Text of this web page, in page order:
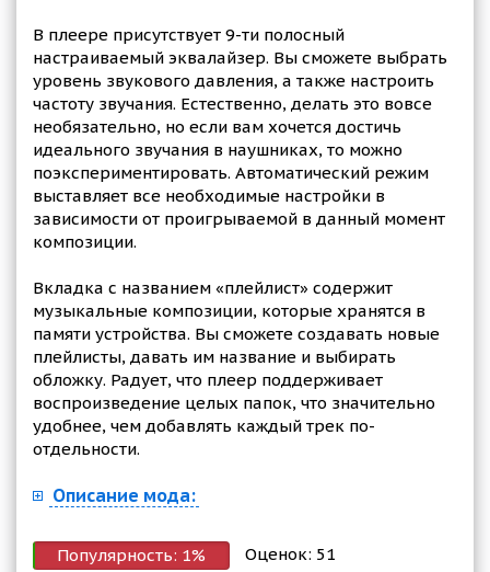
В плеере присутствует 9-ти полосный
настраиваемый эквалайзер. Вы сможете выбрать
уровень звукового давления, а также настроить
частоту звучания. Естественно, делать это вовсе
необязательно, но если вам хочется достичь
идеального звучания в наушниках, то можно
поэкспериментировать. Автоматический режим
выставляет все необходимые настройки в
зависимости от проигрываемой в данный момент
композиции.
Вкладка с названием «плейлист» содержит
музыкальные композиции, которые хранятся в
памяти устройства. Вы сможете создавать новые
плейлисты, давать им название и выбирать
обложку. Радует, что плеер поддерживает
воспроизведение целых папок, что значительно
удобнее, чем добавлять каждый трек по-
отдельности.
Описание мода:
Популярность: 1% Оценок: 51